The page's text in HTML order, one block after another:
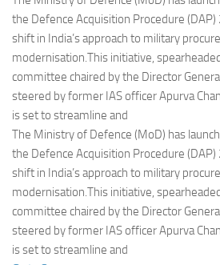
the Defence Acquisition Procedure (DAP)
shift in India’s approach to military
modernisation.This initiative,
committee chaired by the Director
steered by former IAS officer Apurva
is set to streamline and
The Ministry of Defence (MoD) has
the Defence Acquisition Procedure (DAP)
shift in India’s approach to military
modernisation.This initiative,
committee chaired by the Director
steered by former IAS officer Apurva
is set to streamline and